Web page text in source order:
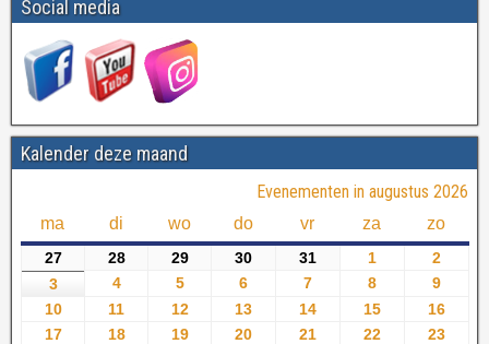
Social media
Kalender deze maand
Evenementen in augustus 2026
ma di wo do vr za zo
27 28 29 30 31 1
2
3
4 5 6 7 8
9
10
11 12 13 14 15
16
17
18 19 20 21 22
23